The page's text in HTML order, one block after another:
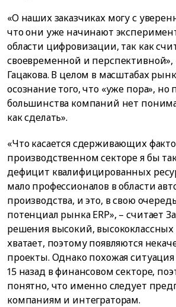
«О наших заказчиках могу с
что они уже начинают
области цифровизации, так как
своевременной и перспективной»,
Гацакова. В целом в масштабах
осознание того, что «уже пора», но
большинства компаний нет
как сделать».
«Что касается сдерживающих
производственном секторе я бы
дефицит квалифицированных
мало профессионалов в области
производства, и это, в свою
потенциал рынка ERP», – считает
решения высокий, высококлассных
хватает, поэтому появляются
проекты. Однако похожая ситуация
15 назад в финансовом секторе,
понятно, что именно следует
компаниям и интеграторам.